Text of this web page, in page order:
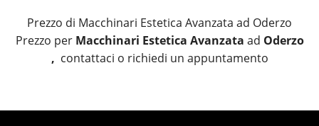
Prezzo di Macchinari Estetica Avanzata ad Oderzo
Prezzo perMacchinari Estetica Avanzata ad Oderzo
, contattaci o richiedi un appuntamento